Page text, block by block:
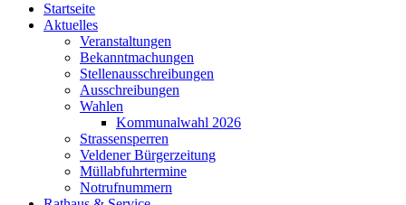
Startseite
Aktuelles
Veranstaltungen
Bekanntmachungen
Stellenausschreibungen
Ausschreibungen
Wahlen
Kommunalwahl 2026
Strassensperren
Veldener Bürgerzeitung
Müllabfuhrtermine
Notrufnummern